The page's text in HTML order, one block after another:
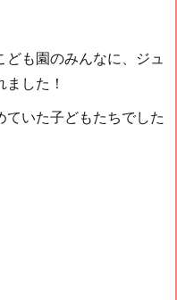
も園のみんなに、ジュ
した！
いた子どもたちでした